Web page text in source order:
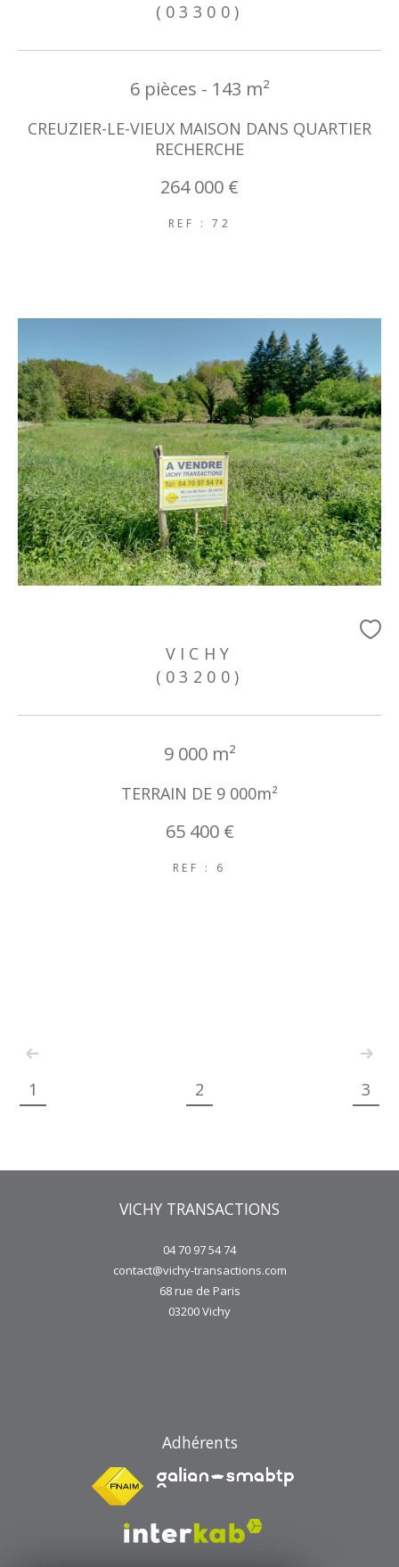
(03300)
6 pièces - 143 m²
CREUZIER-LE-VIEUX MAISON DANS QUARTIER
RECHERCHE
264 000 €
REF : 72
VICHY
(03200)
9 000 m²
TERRAIN DE 9 000m²
65 400 €
REF : 6
1 2 3
VICHY TRANSACTIONS
04 70 97 54 74
contact@vichy-transactions.com
68 rue de Paris
03200
Vichy
Adhérents